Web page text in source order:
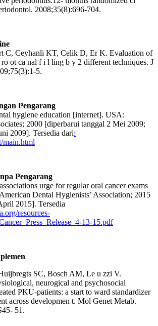
2008;35(8):696-704.
C, Ceyhanli KT, Celik D, Er K. Evaluation of
ot ca nal f i l ling b y 2 different techniques. J
5.
Pengarang
hygiene education [internet]. USA:
2000 [diperbarui tanggal 2 Mei 2009;
2009]. Tersedia dari:
main.html
Pengarang
urge for regular oral cancer exams
Dental Hygienists’ Association; 2015
2015]. Tersedia
resources-
13-15.pdf
SC, Bosch AM, Le u zzi V.
neurogical and psychosocial
PKU-patients: a start to ward standardizer
across developmen t. Mol Genet Metab.
51.